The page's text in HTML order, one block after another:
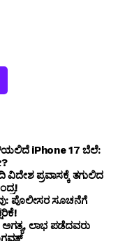
iPhone 17 ಬೆಲೆ:
ವಿದೇಶ ಪ್ರವಾಸಕ್ಕೆ ತಗುಲಿದ
ಪೊಲೀಸರ ಸೂಚನೆಗೆ
ಲಾಭ ಪಡೆದವರು